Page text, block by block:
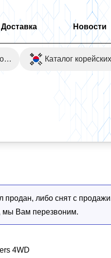
Доставка Новости
Автоаукционы Японии
либо снят с
мы Вам перезвоним.